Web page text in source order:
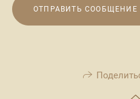
ОТПРАВИТЬ СООБЩЕНИЕ